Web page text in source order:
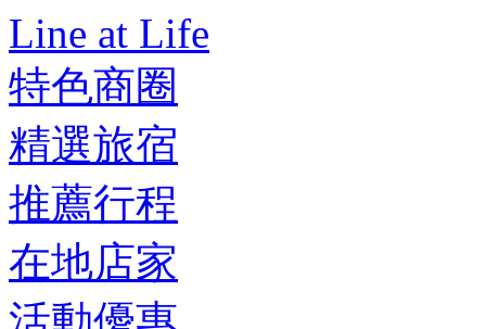
Line at Life
特色商圈
精選旅宿
推薦行程
在地店家